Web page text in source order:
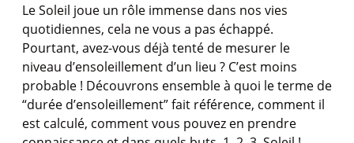
Le Soleil joue un rôle immense dans nos vies
quotidiennes, cela ne vous a pas échappé.
Pourtant, avez-vous déjà tenté de mesurer le
niveau d’ensoleillement d’un lieu ? C’est moins
probable ! Découvrons ensemble à quoi le terme de
“durée d’ensoleillement” fait référence, comment il
est calculé, comment vous pouvez en prendre